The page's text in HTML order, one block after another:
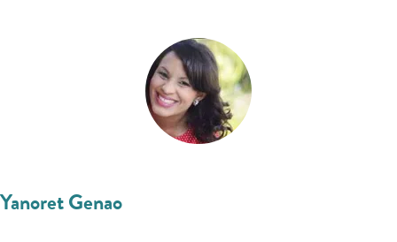
Yanoret Genao